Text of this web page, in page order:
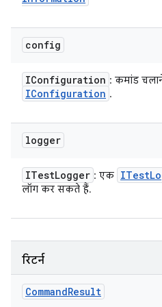
config
IConfiguration : कमांड
IConfiguration .
logger
ITestLogger : एक ITest
लॉग कर सकते हैं.
रिटर्न
CommandResult